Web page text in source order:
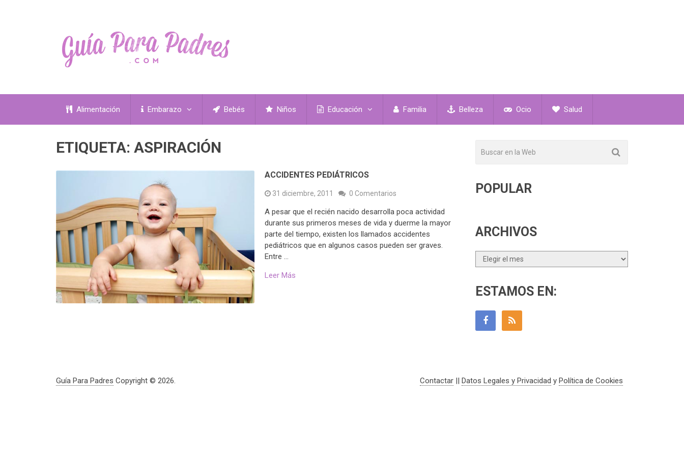
Alimentación Embarazo Bebés Niños Educación Familia Belleza Ocio Salud
ETIQUETA: ASPIRACIÓN
ACCIDENTES PEDIÁTRICOS
31 diciembre, 2011 0 Comentarios
A pesar que el recién nacido desarrolla poca actividad
durante sus primeros meses de vida y duerme la mayor
parte del tiempo, existen los llamados accidentes
pediátricos que en algunos casos pueden ser graves.
Entre …
Leer Más
POPULAR
ARCHIVOS
Archivos
ESTAMOS EN:
Guía Para Padres Copyright © 2026. Contactar Datos Legales y Privacidad y Política de Cookies